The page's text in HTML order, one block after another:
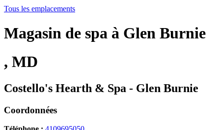
Tous les emplacements
Magasin de spa à Glen Burnie
, MD
Costello's Hearth & Spa - Glen Burnie
Coordonnées